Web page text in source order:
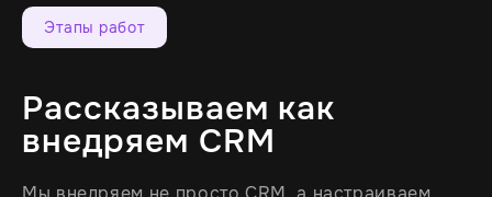
Этапы работ
Рассказываем как
внедряем CRM